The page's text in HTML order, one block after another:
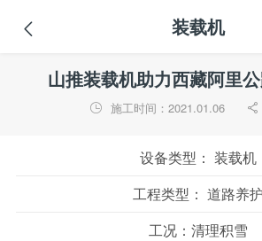
 装载机
平地机 装载机 挖掘机
山推装载机助力西藏阿里
 施工时间：2021.01.06 
设备类型： 装载机
工程类型： 道路养护
工况： 清理积雪